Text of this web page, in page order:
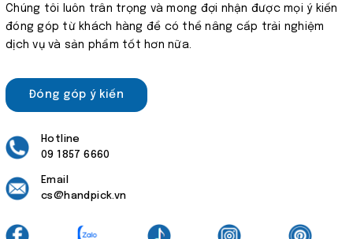
Chúng tôi luôn trân trọng và mong đợi nhận được mọi ý kiến
đóng góp từ khách hàng để có thể nâng cấp trải nghiệm
dịch vụ và sản phẩm tốt hơn nữa.
Đóng góp ý kiến
Hotline
09 1857 6660
Email
cs@handpick.vn